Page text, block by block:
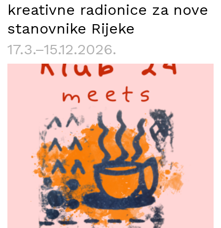
kreativne radionice za nove
stanovnike Rijeke
17.3.–15.12.2026.